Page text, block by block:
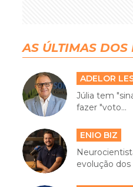
AS ÚLTIMAS DOS
ADELOR
Júlia tem
fazer "voto...
ENIO BIZ
evolução dos